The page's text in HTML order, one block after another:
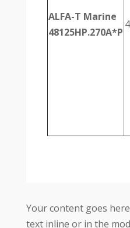
ALFA-T Marine
48125HP.270A*P
Your content goes
text inline or in the